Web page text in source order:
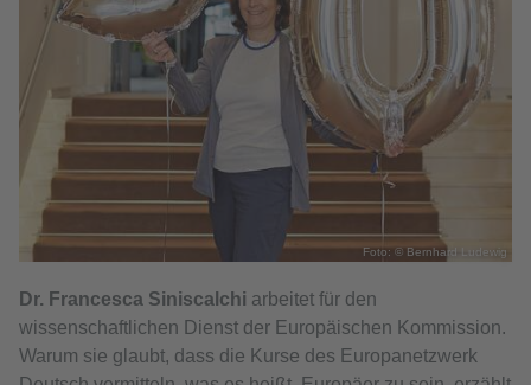
Foto: © Bernhard Ludewig
Dr. Francesca Siniscalchi arbeitet für den
wissenschaftlichen Dienst der Europäischen Kommission.
Warum sie glaubt, dass die Kurse des Europanetzwerk